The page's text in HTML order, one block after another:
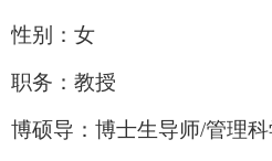
性别：女
职务：教授
博硕导：博士生导师/管理